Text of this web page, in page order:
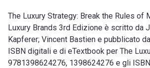
The Luxury Strategy: Break the Rules of
Luxury Brands 3rd Edizione è scritto da
Kapferer; Vincent Bastien e pubblicato
ISBN digitali e di eTextbook per The
9781398624276, 1398624276 e gli